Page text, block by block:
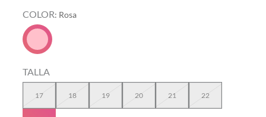
COLOR: Rosa
TALLA
17 18 19 20 21 22